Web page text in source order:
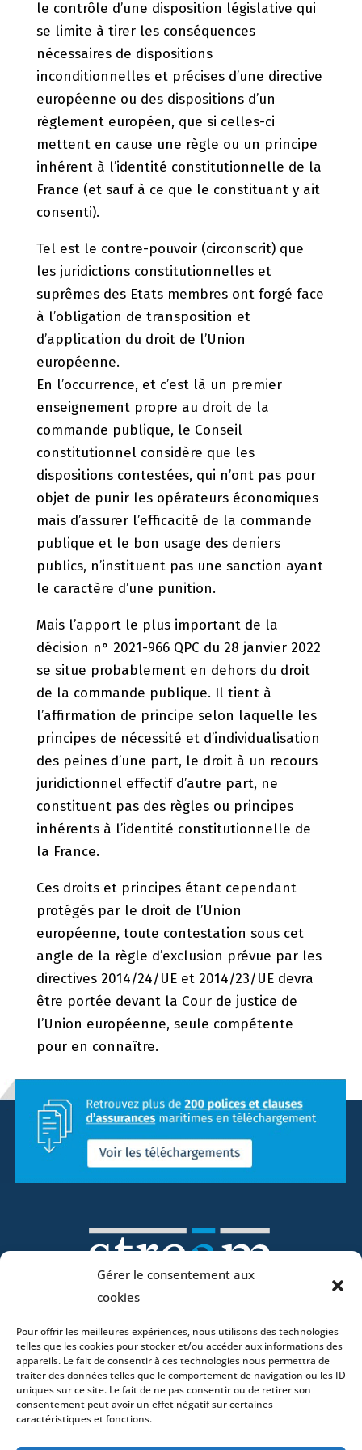
Gérer le consentement aux
cookies
Pour offrir les meilleures expériences, nous utilisons des technologies
telles que les cookies pour stocker et/ou accéder aux informations des
appareils. Le fait de consentir à ces technologies nous permettra de
traiter des données telles que le comportement de navigation ou les ID
uniques sur ce site. Le fait de ne pas consentir ou de retirer son
consentement peut avoir un effet négatif sur certaines
caractéristiques et fonctions.
le contrôle d’une disposition législative qui
se limite à tirer les conséquences
nécessaires de dispositions
inconditionnelles et précises d’une directive
européenne ou des dispositions d’un
règlement européen, que si celles-ci
mettent en cause une règle ou un principe
inhérent à l’identité constitutionnelle de la
France (et sauf à ce que le constituant y ait
consenti).
Tel est le contre-pouvoir (circonscrit) que
les juridictions constitutionnelles et
suprêmes des Etats membres ont forgé face
à l’obligation de transposition et
d’application du droit de l’Union
européenne.
En l’occurrence, et c’est là un premier
enseignement propre au droit de la
commande publique, le Conseil
constitutionnel considère que les
dispositions contestées, qui n’ont pas pour
objet de punir les opérateurs économiques
mais d’assurer l’efficacité de la commande
publique et le bon usage des deniers
publics, n’instituent pas une sanction ayant
le caractère d’une punition.
Mais l’apport le plus important de la
décision n° 2021-966 QPC du 28 janvier 2022
se situe probablement en dehors du droit
de la commande publique. Il tient à
l’affirmation de principe selon laquelle les
principes de nécessité et d’individualisation
des peines d’une part, le droit à un recours
juridictionnel effectif d’autre part, ne
constituent pas des règles ou principes
inhérents à l’identité constitutionnelle de
la France.
Ces droits et principes étant cependant
protégés par le droit de l’Union
européenne, toute contestation sous cet
angle de la règle d’exclusion prévue par les
directives 2014/24/UE et 2014/23/UE devra
être portée devant la Cour de justice de
l’Union européenne, seule compétente
pour en connaître.
Accueil
ADN
Activités
Avocats